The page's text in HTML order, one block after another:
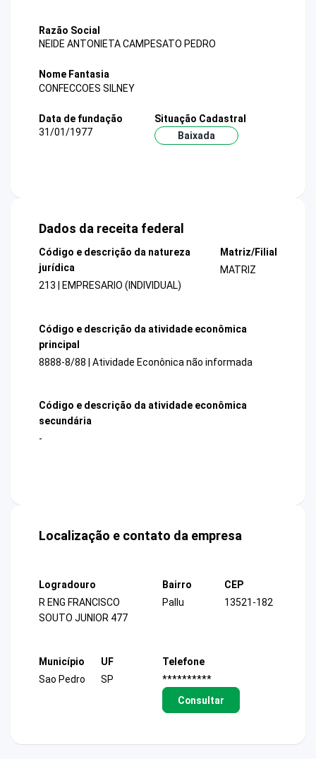
Razão Social
NEIDE ANTONIETA CAMPESATO PEDRO
Nome Fantasia
CONFECCOES SILNEY
Data de fundação
31/01/1977
Situação Cadastral
Baixada
Dados da receita federal
Código e descrição da natureza
jurídica
213 | EMPRESARIO (INDIVIDUAL)
Matriz/Filial
MATRIZ
Código e descrição da atividade econômica
principal
8888-8/88 | Atividade Econônica não informada
Código e descrição da atividade econômica
secundária
-
Localização e contato da empresa
Logradouro
R ENG FRANCISCO
SOUTO JUNIOR 477
Bairro
Pallu
CEP
13521-182
Município
Sao Pedro
UF
SP
Telefone
**********
Consultar